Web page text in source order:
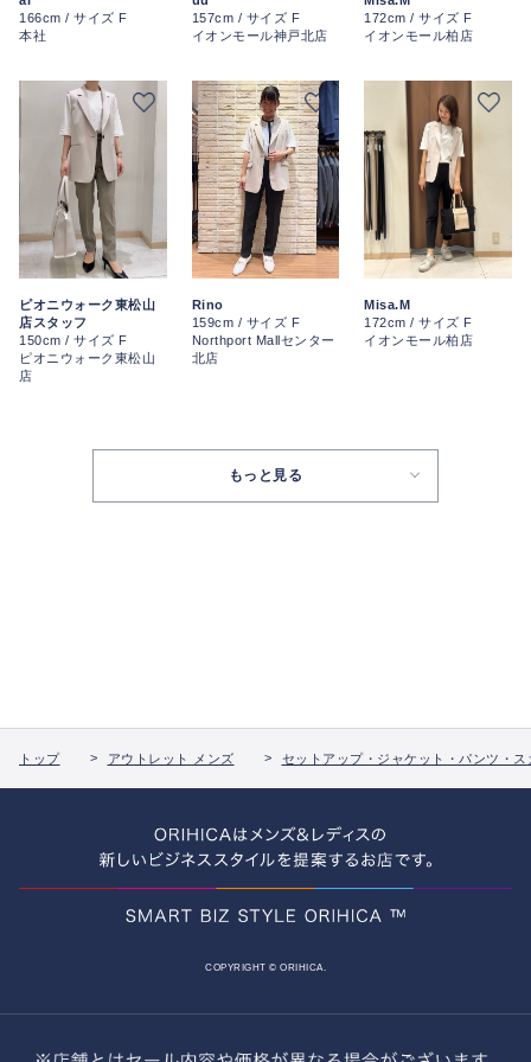
166cm / サイズ F
本社
157cm / サイズ F
イオンモール神戸北店
172cm / サイズ F
イオンモール柏店
ピオニウォーク東松山
店スタッフ
150cm / サイズ F
ピオニウォーク東松山
店
Rino
159cm / サイズ F
Northport Mallセンター
北店
Misa.M
172cm / サイズ F
イオンモール柏店
もっと見る
トップ アウトレット メンズ セットアップ・ジャケット・パンツ・ス
COPYRIGHT © ORIHICA.